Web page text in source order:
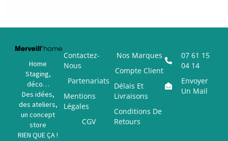
Home
Staging,
déco…
Des idées,
des ateliers,
un concept
store
RIEN QUE ÇA !
Contactez-
Nous
Partenariats
Mentions
Légales
CGV
Nos Marques
Compte Client
Délais Et
Livraisons
Conditions De
Retours
07 61 15
04 14
Envoyer
Un Mail